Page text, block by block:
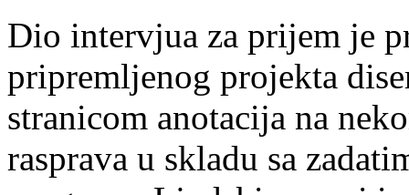
Dio intervjua za prijem je
pripremljenog projekta
stranicom anotacija na
rasprava u skladu sa